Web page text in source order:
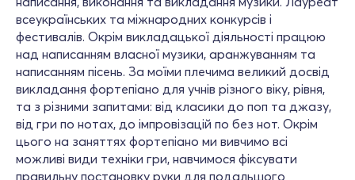
всеукраїнських та міжнародних конкурсів і
фестивалів. Окрім викладацької діяльності працюю
над написанням власної музики, аранжуванням та
написанням пісень. За моїми плечима великий досвід
викладання фортепіано для учнів різного віку, рівня,
та з різними запитами: від класики до поп та джазу,
від гри по нотах, до імпровізацій по без нот. Окрім
цього на заняттях фортепіано ми вивчимо всі
можливі види техніки гри, навчимося фіксувати
правильну постановку руки для подальшого